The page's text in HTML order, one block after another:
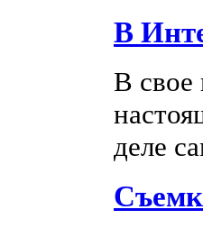
В
В свое
деле